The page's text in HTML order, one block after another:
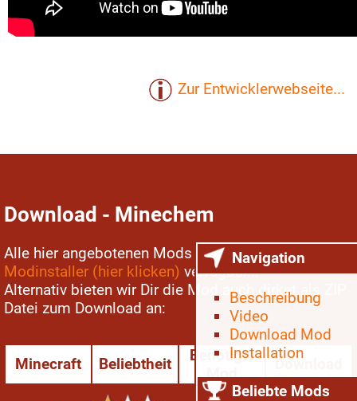
Zur Entwicklerwebseite...
Download - Minechem
Alle hier angebotenen Mods sind imMinecraft
Modinstaller (hier klicken) verfügbar...
Alternativ bieten wir Dir die Mod auch dirket als ZIP
Datei zum Download an:
Minecraft Beliebtheit
Benötigte
Mod
Download
Navigation
Beschreibung
Video
Download Mod
Installation
Beliebte Mods